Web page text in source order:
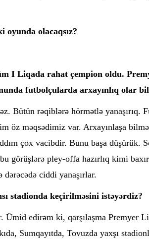
oyunda olacaqsız?
I Liqada rahat çempion oldu.
futbolçularda arxayınlıq olar
Bütün rəqiblərə hörmətlə yanaşırıq.
öz məqsədimiz var. Arxayınlaşa
çox vacibdir. Bunu başa düşürük.
görüşlərə pley-offa hazırlıq kimi
dərəcədə ciddi yanaşırlar.
stadionda keçirilməsini istəyərdiz?
Ümid edirəm ki, qarşılaşma Premyer
Sumqayıtda, Tovuzda yaxşı